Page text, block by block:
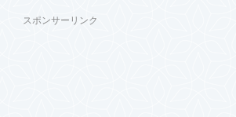
スポンサーリンク